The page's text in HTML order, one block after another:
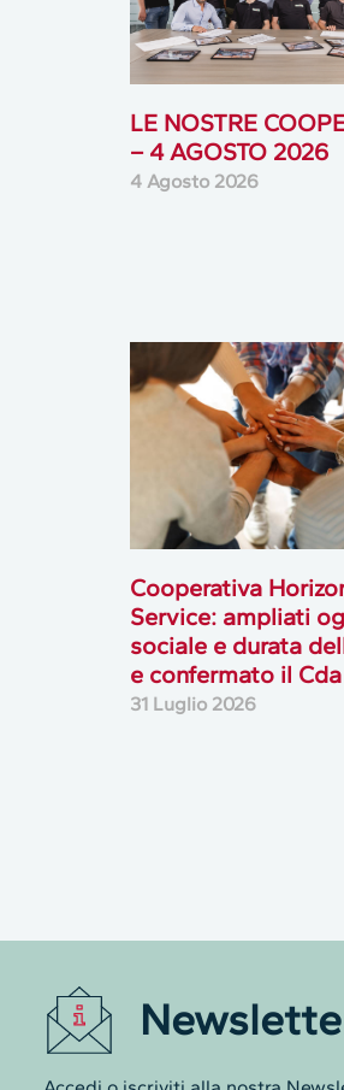
LE NOSTRE
– 4 AGOSTO 2026
4 Agosto 2026
Cooperativa
Service: ampliati
sociale e durata
e confermato il Cda
31 Luglio 2026
Questo